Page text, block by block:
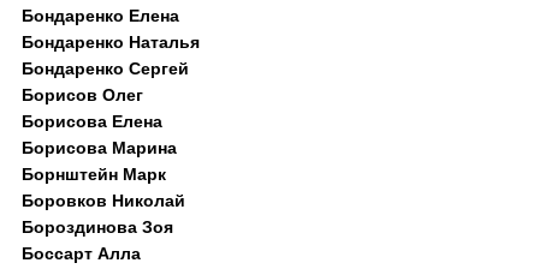
Бондаренко Елена
Бондаренко Наталья
Бондаренко Сергей
Борисов Олег
Борисова Елена
Борисова Марина
Борнштейн Марк
Боровков Николай
Бороздинова Зоя
Боссарт Алла